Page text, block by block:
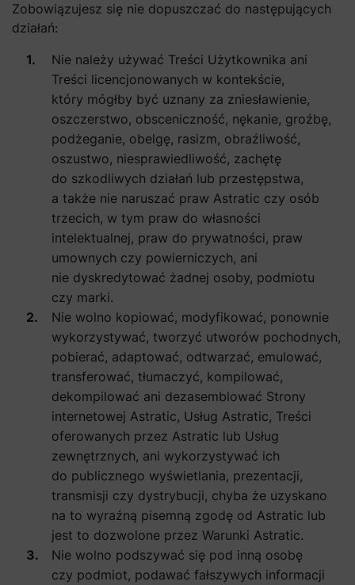
Zobowiązujesz się nie dopuszczać do następujących
działań:
Nie należy używać Treści Użytkownika ani
Treści licencjonowanych w kontekście,
który mógłby być uznany za zniesławienie,
oszczerstwo, obsceniczność, nękanie, groźbę,
podżeganie, obelgę, rasizm, obraźliwość,
oszustwo, niesprawiedliwość, zachętę
do szkodliwych działań lub przestępstwa,
a także nie naruszać praw Astratic czy osób
trzecich, w tym praw do własności
intelektualnej, praw do prywatności, praw
umownych czy powierniczych, ani
nie dyskredytować żadnej osoby, podmiotu
czy marki.
Nie wolno kopiować, modyfikować, ponownie
wykorzystywać, tworzyć utworów pochodnych,
pobierać, adaptować, odtwarzać, emulować,
transferować, tłumaczyć, kompilować,
dekompilować ani dezasemblować Strony
internetowej Astratic, Usług Astratic, Treści
oferowanych przez Astratic lub Usług
zewnętrznych, ani wykorzystywać ich
do publicznego wyświetlania, prezentacji,
transmisji czy dystrybucji, chyba że uzyskano
na to wyraźną pisemną zgodę od Astratic lub
jest to dozwolone przez Warunki Astratic.
Nie wolno podszywać się pod inną osobę
czy podmiot, podawać fałszywych informacji